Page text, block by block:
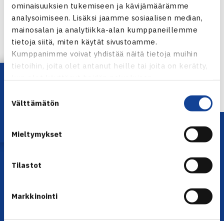
ominaisuuksien tukemiseen ja kävijämäärämme
analysoimiseen. Lisäksi jaamme sosiaalisen median,
mainosalan ja analytiikka-alan kumppaneillemme
tietoja siitä, miten käytät sivustoamme.
Kumppanimme voivat yhdistää näitä tietoja muihin
tietoihin, joita olet antanut heille tai joita on kerätty,
valinta
Välttämätön
Mieltymykset
Tilastot
Markkinointi
Jaa:
← Edellinen
Lataa OmaTennis!
YHTEYSTIEDOT